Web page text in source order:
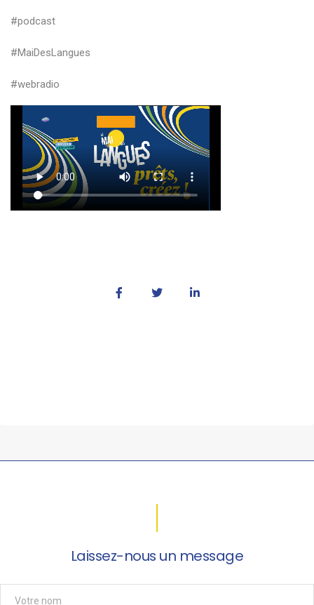
#podcast
#MaiDesLangues
#webradio
Laissez-nous un message